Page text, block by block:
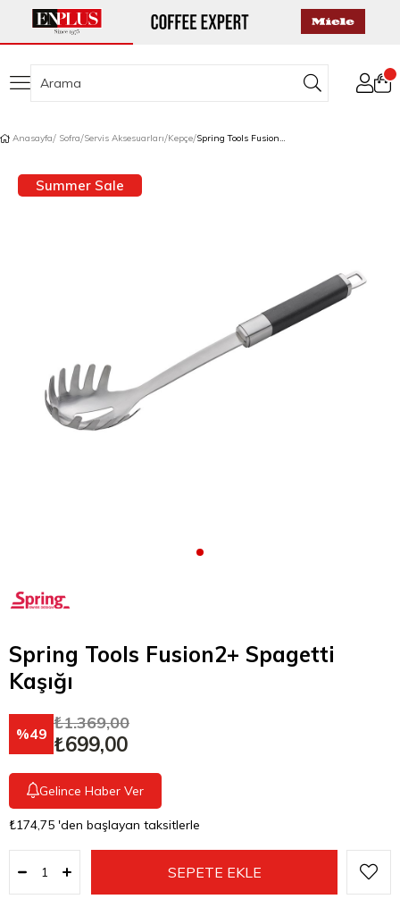
Anasayfa Sofra Servis Aksesuarları Kepçe Spring Tools Fusion2+ Spagetti Kaşığı
Summer Sale
Spring Tools Fusion2+ Spagetti
Kaşığı
49
₺1.369,00
₺699,00
Gelince Haber Ver
₺174,75 'den başlayan taksitlerle